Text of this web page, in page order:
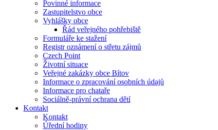
Povinné informace
Zastupitelstvo obce
Vyhlášky obce
Řád veřejného pohřebiště
Formuláře ke stažení
Registr oznámení o střetu zájmů
Czech Point
Životní situace
Veřejné zakázky obce Bítov
Informace o zpracování osobních údajů
Informace pro chataře
Sociálně-právní ochrana dětí
Kontakt
Kontakt
Úřední hodiny